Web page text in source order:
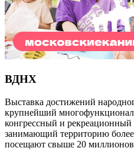
ВДНХ
Выставка достижений
крупнейший
конгрессный и
занимающий территорию
посещают свыше 20